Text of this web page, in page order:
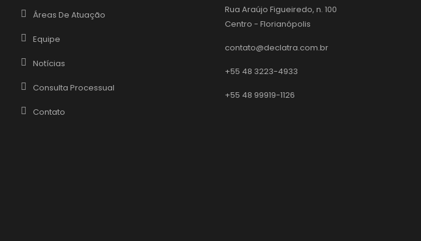
Áreas De Atuação
Equipe
Notícias
Consulta Processual
Contato
Rua Araújo Figueiredo, n. 100
Centro - Florianópolis
contato@declatra.com.br
+55 48 3223-4933
+55 48 99919-1126